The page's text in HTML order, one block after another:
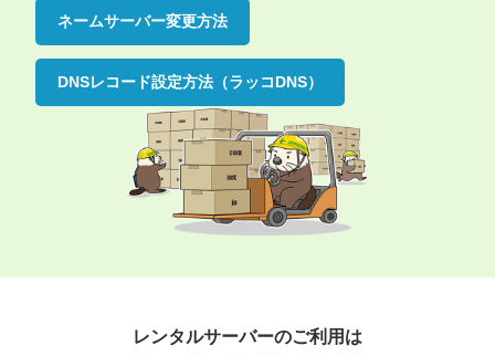
ネームサーバー変更方法
DNSレコード設定方法（ラッコDNS）
レンタルサーバーのご利用は